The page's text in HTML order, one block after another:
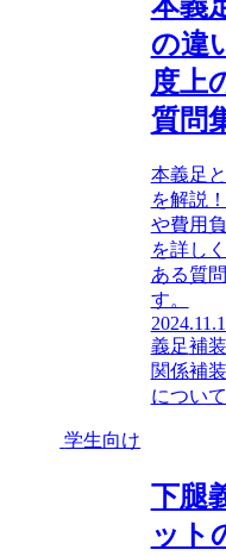
本義
の違
度上
質問
本義足
を解説
や費用
を詳し
ある質
す。
義足補
関係補
について
学生向け
下腿
ット